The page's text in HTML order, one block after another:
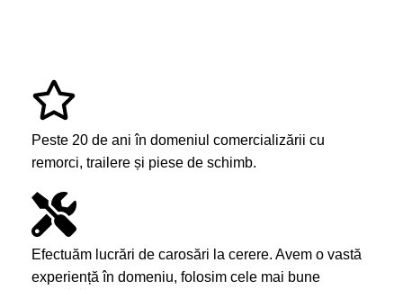
Peste 20 de ani în domeniul comercializării cu
remorci, trailere și piese de schimb.
Efectuăm lucrări de carosări la cerere. Avem o vastă
experiență în domeniu, folosim cele mai bune